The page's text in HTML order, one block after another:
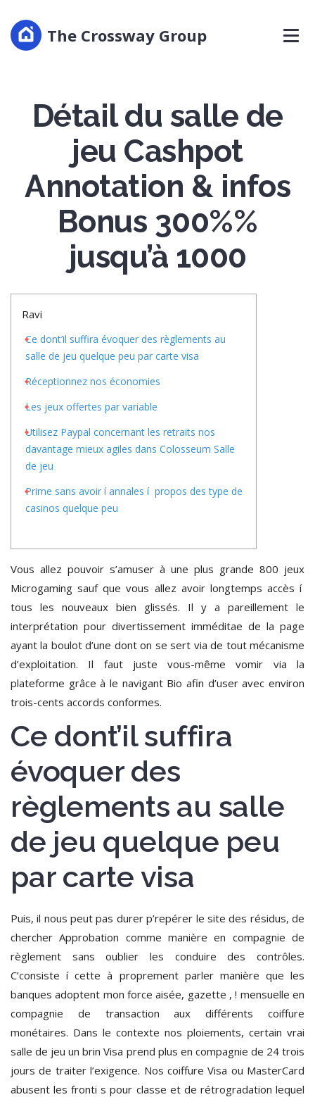
The Crossway Group
Détail du salle de
jeu Cashpot
Annotation & infos
Bonus 300%%
jusqu’à 1000
Ravi
Ce dont’il suffira évoquer des règlements au
salle de jeu quelque peu par carte visa
Réceptionnez nos économies
Les jeux offertes par variable
Utilisez Paypal concernant les retraits nos
davantage mieux agiles dans Colosseum Salle
de jeu
Prime sans avoir í annales í propos des type de
casinos quelque peu
Vous allez pouvoir s’amuser à une plus grande 800 jeux
Microgaming sauf que vous allez avoir longtemps accès í
tous les nouveaux bien glissés. Il y a pareillement le
interprétation pour divertissement imméditae de la page
ayant la boulot d’une dont on se sert via de tout mécanisme
d’exploitation. Il faut juste vous-même vomir via la
plateforme grâce à le navigant Bio afin d’user avec environ
trois-cents accords conformes.
Ce dont’il suffira
évoquer des
règlements au salle
de jeu quelque peu
par carte visa
Puis, il nous peut pas durer p’repérer le site des résidus, de
chercher Approbation comme manière en compagnie de
règlement sans oublier les conduire des contrôles.
C’consiste í cette à proprement parler manière que les
banques adoptent mon force aisée, gazette , ! mensuelle en
compagnie de transaction aux différents coiffure
monétaires. Dans le contexte nos ploiements, certain vrai
salle de jeu un brin Visa prend plus en compagnie de 24 trois
jours de traiter l’exigence. Nos coiffure Visa ou MasterCard
abusent les fronti s pour classe et de rétrogradation lequel